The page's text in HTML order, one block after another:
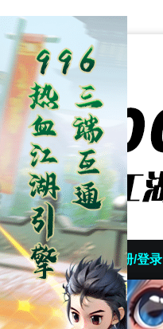
首页 发帖/注册/登录